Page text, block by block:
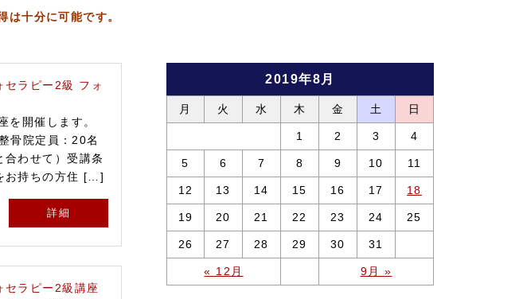
は十分に可能です。
ラピー2級 フォ
を開催します。
骨院定員：20名
合わせて）受講条
お持ちの方住 […]
詳細
ラピー2級講座
2019年8月
月 火 水 木 金 土 日
« 12月 9月 »
1 2 3 4
5 6 7 8 9 10 11
12 13 14 15 16 17 18
19 20 21 22 23 24 25
26 27 28 29 30 31